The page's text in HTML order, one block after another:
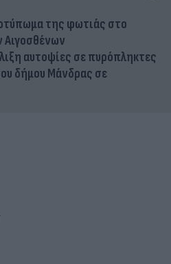
της φωτιάς στο
Αιγοσθένων
αυτοψίες σε πυρόπληκτες
δήμου Μάνδρας σε